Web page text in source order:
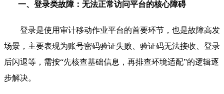
一、登录类故障：无法正常访问平台的核心障碍
登录是使用审计移动作业平台的首要环节，也是故障高发
场景，主要表现为账号密码验证失败、验证码无法接收、登录
后闪退等，需按“先核查基础信息，再排查环境适配”的逻辑逐
步解决。